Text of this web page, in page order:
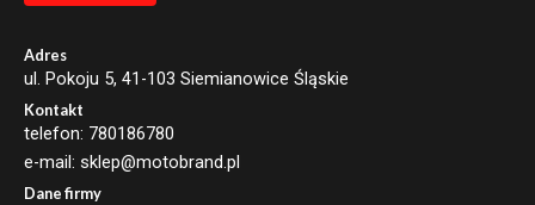
i
Adres
ul. Pokoju 5, 41-103 Siemianowice Śląskie
Kontakt
telefon: 780186780
e-mail: sklep@motobrand.pl
Dane firmy